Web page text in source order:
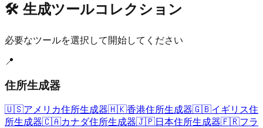
🛠️ 生成ツールコレクション
必要なツールを選択して開始してください
📍
住所生成器
🇺🇸アメリカ住所生成器🇭🇰香港住所生成器🇬🇧イギリス住
所生成器🇨🇦カナダ住所生成器🇯🇵日本住所生成器🇫🇷フラ